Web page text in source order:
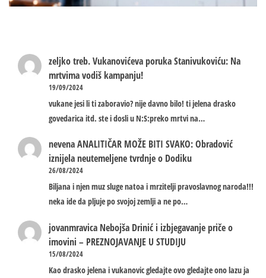
zeljko treb.Vukanovićeva poruka Stanivukoviću: Na
mrtvima vodiš kampanju!
19/09/2024
vukane jesi li ti zaboravio? nije davno bilo! ti jelena drasko
govedarica itd. ste i dosli u N:S:preko mrtvi na…
nevenaANALITIČAR MOŽE BITI SVAKO: Obradović
iznijela neutemeljene tvrdnje o Dodiku
26/08/2024
Biljana i njen muz sluge natoa i mrzitelji pravoslavnog naroda!!!
neka ide da pljuje po svojoj zemlji a ne po…
jovanmravica Nebojša Drinić i izbjegavanje priče o
imovini – PREZNOJAVANJE U STUDIJU
15/08/2024
Kao drasko jelena i vukanovic gledajte ovo gledajte ono lazu ja